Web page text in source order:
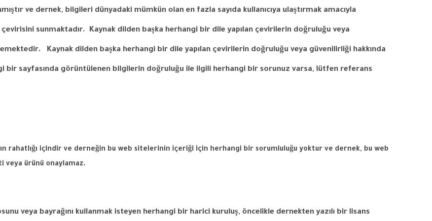
ve dernek, bilgileri dünyadaki mümkün olan en fazla sayıda kullanıcıya ulaştırmak amacıyla
çevirisini sunmaktadır. Kaynak dilden başka herhangi bir dile yapılan çevirilerin doğruluğu veya
Kaynak dilden başka herhangi bir dile yapılan çevirilerin doğruluğu veya güvenilirliği hakkında
bir sayfasında görüntülenen bilgilerin doğruluğu ile ilgili herhangi bir sorunuz varsa, lütfen referans
rahatlığı içindir ve derneğin bu web sitelerinin içeriği için herhangi bir sorumluluğu yoktur ve dernek, bu web
veya ürünü onaylamaz.
veya bayrağını kullanmak isteyen herhangi bir harici kuruluş, öncelikle dernekten yazılı bir lisans